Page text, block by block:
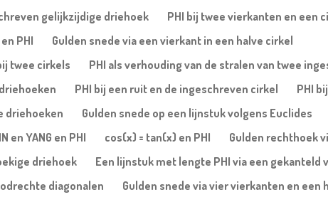
gelijkzijdige driehoek
PHI bij twee vierkanten en een
PHI
Gulden snede via een vierkant in een halve cirkel
twee cirkels
PHI als verhouding van de stralen van twee
PHI bij een ruit en de ingeschreven cirkel
PHI
driehoeken
Gulden snede op een lijnstuk volgens Euclides
en YANG en PHI cos(x) = tan(x) en PHI
Gulden rechthoek
driehoek
Een lijnstuk met lengte PHI via een gekanteld
diagonalen
Gulden snede via vier vierkanten en een